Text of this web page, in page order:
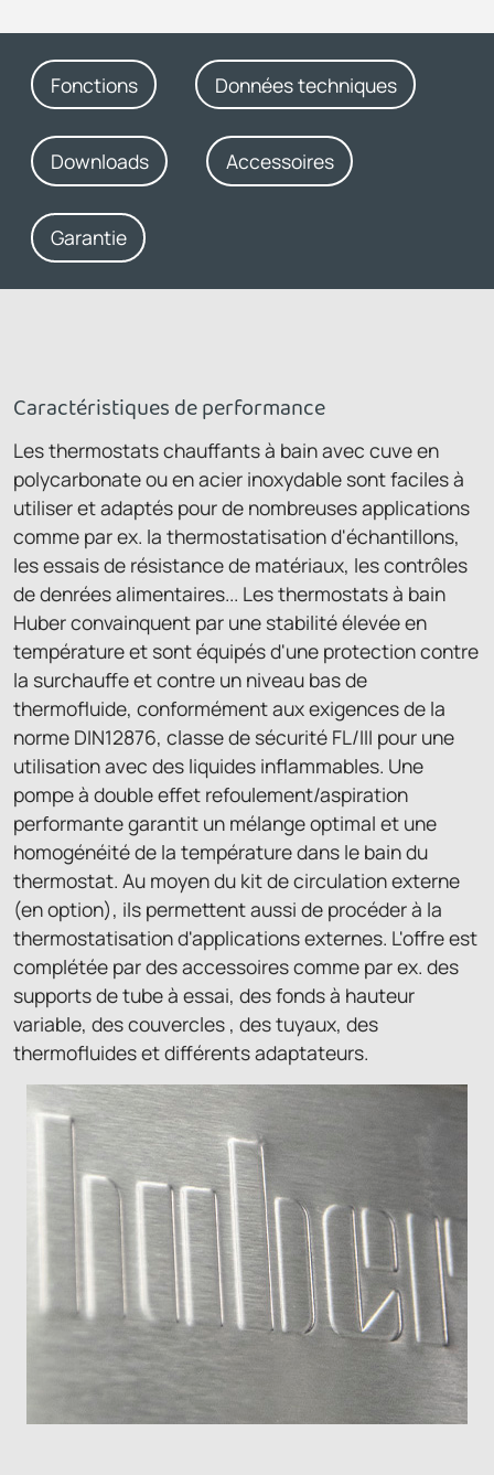
Fonctions Données techniques
Downloads Accessoires
Garantie
Caractéristiques de performance
Les thermostats chauffants à bain avec cuve en
polycarbonate ou en acier inoxydable sont faciles à
utiliser et adaptés pour de nombreuses applications
comme par ex. la thermostatisation d'échantillons,
les essais de résistance de matériaux, les contrôles
de denrées alimentaires... Les thermostats à bain
Huber convainquent par une stabilité élevée en
température et sont équipés d'une protection contre
la surchauffe et contre un niveau bas de
thermofluide, conformément aux exigences de la
norme DIN12876, classe de sécurité FL/III pour une
utilisation avec des liquides inflammables. Une
pompe à double effet refoulement/aspiration
performante garantit un mélange optimal et une
homogénéité de la température dans le bain du
thermostat. Au moyen du kit de circulation externe
(en option), ils permettent aussi de procéder à la
thermostatisation d'applications externes. L'offre est
complétée par des accessoires comme par ex. des
supports de tube à essai, des fonds à hauteur
variable, des couvercles , des tuyaux, des
thermofluides et différents adaptateurs.